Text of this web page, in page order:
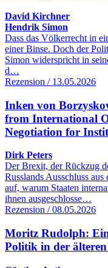
David Kirchner
Hendrik Simon
Dass das Völkerrecht in
einer Binse. Doch der
Simon widerspricht in
d…
Rezension / 13.05.2026
Inken von
from International
Negotiation for
Dirk Peters
Der Brexit, der Rückzug
Russlands Ausschluss
auf, warum Staaten
ihnen ausgeschlosse…
Rezension / 08.05.2026
Moritz Rudolph:
Politik in der